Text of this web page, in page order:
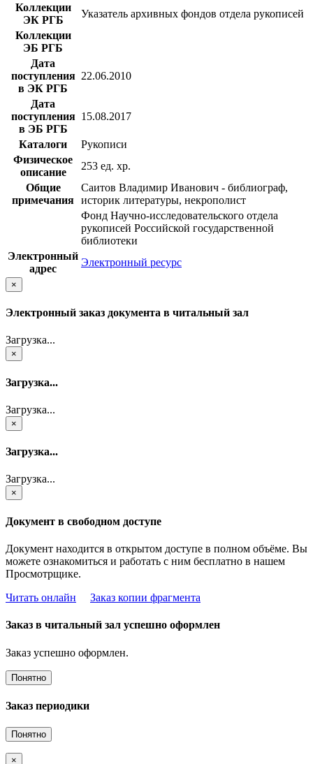
Коллекции
ЭК РГБ
Указатель архивных фондов отдела рукописей
Коллекции
ЭБ РГБ
Дата
поступления
в ЭК РГБ
22.06.2010
Дата
поступления
в ЭБ РГБ
15.08.2017
Каталоги
Рукописи
Физическое
описание
253 ед. хр.
Общие
примечания
Саитов Владимир Иванович - библиограф,
историк литературы, некрополист
Фонд Научно-исследовательского отдела
рукописей Российской государственной
библиотеки
Электронный
адрес
Электронный ресурс
×
Электронный заказ документа в читальный зал
Загрузка...
×
Загрузка...
Загрузка...
×
Загрузка...
Загрузка...
×
Документ в свободном доступе
Документ находится в открытом доступе в полном объёме. Вы
можете ознакомиться и работать с ним бесплатно в нашем
Просмотрщике.
Читать онлайн
Заказ копии фрагмента
Заказ в читальный зал успешно оформлен
Заказ успешно оформлен.
Понятно
Заказ периодики
Понятно
×